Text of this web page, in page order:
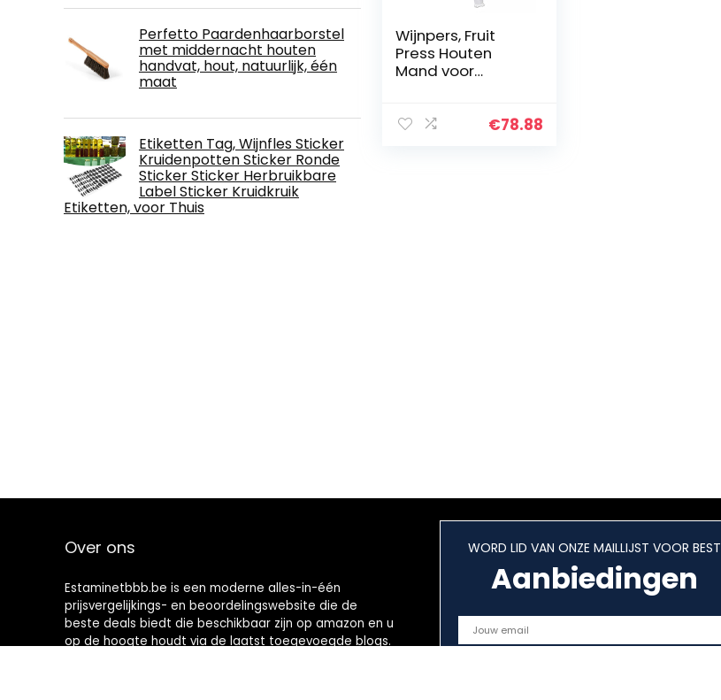
Perfetto Paardenhaarborstel
met middernacht houten
handvat, hout, natuurlijk, één
maat
Etiketten Tag, Wijnfles Sticker
Kruidenpotten Sticker Ronde
Sticker Sticker Herbruikbare
Label Sticker Kruidkruik
Etiketten, voor Thuis
Wijnpers, Fruit
Press Houten
Mand voor
€78.88
Over ons
Estaminetbbb.be is een moderne alles-in-één
prijsvergelijkings- en beoordelingswebsite die de
beste deals biedt die beschikbaar zijn op amazon en u
op de hoogte houdt via de laatst toegevoegde blogs.
WORD LID VAN ONZE MAILLIJST VOOR BEST
Aanbiedingen